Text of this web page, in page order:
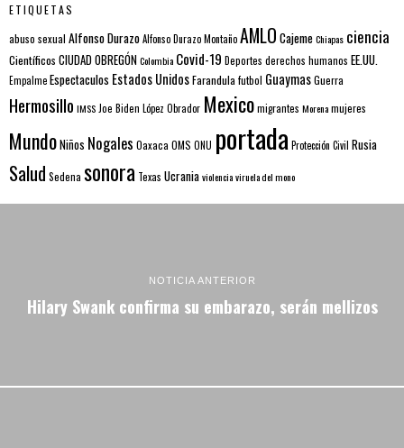
ETIQUETAS
abuso sexual Alfonso DurazoAlfonso Durazo MontañoAMLO CajemeChiapas ciencia
Científicos CIUDAD OBREGÓNColombia Covid-19 Deportes derechos humanos EE.UU.
EmpalmeEspectaculos Estados UnidosFarandulafutbol GuaymasGuerra
Hermosillo IMSS Joe Biden López Obrador Mexicomigrantes Morenamujeres
MundoNiños Nogales Oaxaca OMS ONU portada Protección Civil Rusia
Salud Sedena sonora Texas Ucraniaviolenciaviruela del mono
NOTICIA ANTERIOR
Hilary Swank confirma su embarazo, serán mellizos